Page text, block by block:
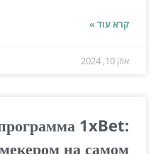
קרא עוד »
אוק 10, 2024
1xBet:
на самом